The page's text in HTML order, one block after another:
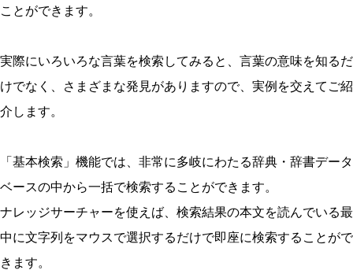
ことができます。
実際にいろいろな言葉を検索してみると、言葉の意味を知るだ
けでなく、さまざまな発見がありますので、実例を交えてご紹
介します。
「基本検索」機能では、非常に多岐にわたる辞典・辞書データ
ベースの中から一括で検索することができます。
ナレッジサーチャーを使えば、検索結果の本文を読んでいる最
中に文字列をマウスで選択するだけで即座に検索することがで
きます。